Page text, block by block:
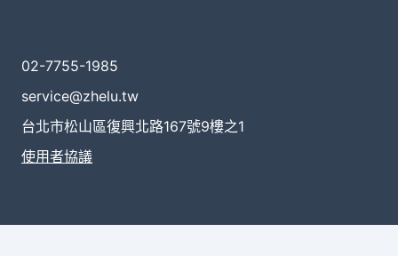
02-7755-1985
service@zhelu.tw
台北市松山區復興北路167號9樓之1
使用者協議